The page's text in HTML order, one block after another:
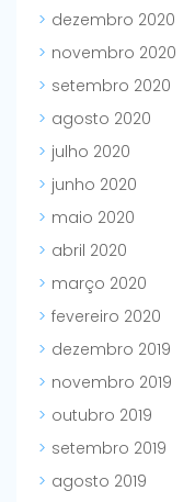
dezembro 2020
novembro 2020
setembro 2020
agosto 2020
julho 2020
junho 2020
maio 2020
abril 2020
março 2020
fevereiro 2020
dezembro 2019
novembro 2019
outubro 2019
setembro 2019
agosto 2019